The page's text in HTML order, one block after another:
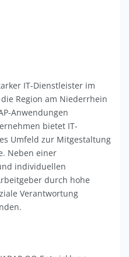
IT-Dienstleister im
Region am Niederrhein
Anwendungen
bietet IT-
Umfeld zur Mitgestaltung
Neben einer
individuellen
durch hohe
Verantwortung